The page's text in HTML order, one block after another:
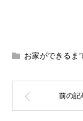
お家ができるま